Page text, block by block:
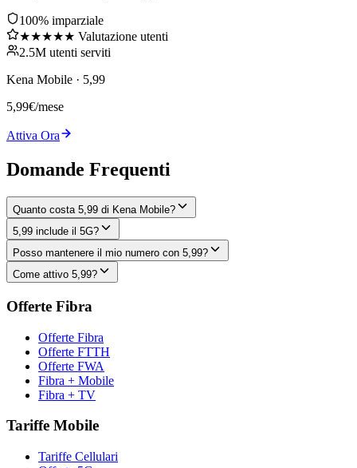
100% imparziale
★★★★★ Valutazione utenti
2.5M utenti serviti
Kena Mobile · 5,99
5,99€/mese
Attiva Ora
Domande Frequenti
Quanto costa 5,99 di Kena Mobile?
5,99 include il 5G?
Posso mantenere il mio numero con 5,99?
Come attivo 5,99?
Offerte Fibra
Offerte Fibra
Offerte FTTH
Offerte FWA
Fibra + Mobile
Fibra + TV
Tariffe Mobile
Tariffe Cellulari